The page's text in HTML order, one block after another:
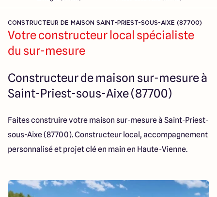
Maisons ARLOGIS Limoges
14 Rue Léonard Trompillon
87100 Limoges
4.4 4.8
CONSTRUCTEUR DE MAISON SAINT-PRIEST-SOUS-AIXE (87700)
Votre constructeur local spécialiste
du sur-mesure
Constructeur de maison sur-mesure à
Saint-Priest-sous-Aixe (87700)
Faites construire votre maison sur-mesure à Saint-Priest-
sous-Aixe (87700). Constructeur local, accompagnement
personnalisé et projet clé en main en Haute-Vienne.